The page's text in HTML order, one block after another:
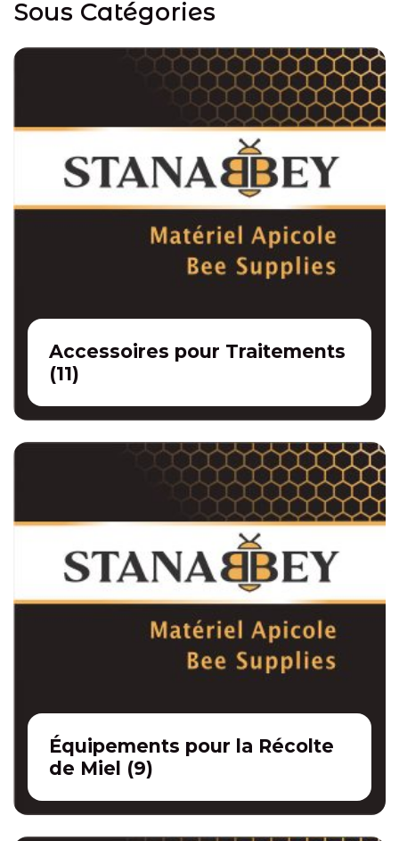
Sous Catégories
Accessoires pour Traitements
(11)
Équipements pour la Récolte
de Miel (9)